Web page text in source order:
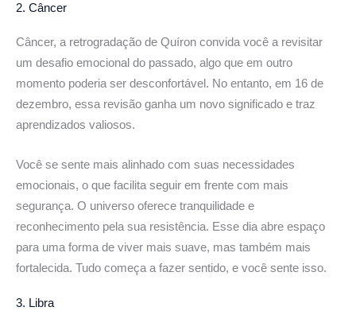
2. Câncer
Câncer, a retrogradação de Quíron convida você a revisitar
um desafio emocional do passado, algo que em outro
momento poderia ser desconfortável. No entanto, em 16 de
dezembro, essa revisão ganha um novo significado e traz
aprendizados valiosos.
Você se sente mais alinhado com suas necessidades
emocionais, o que facilita seguir em frente com mais
segurança. O universo oferece tranquilidade e
reconhecimento pela sua resistência. Esse dia abre espaço
para uma forma de viver mais suave, mas também mais
fortalecida. Tudo começa a fazer sentido, e você sente isso.
3. Libra